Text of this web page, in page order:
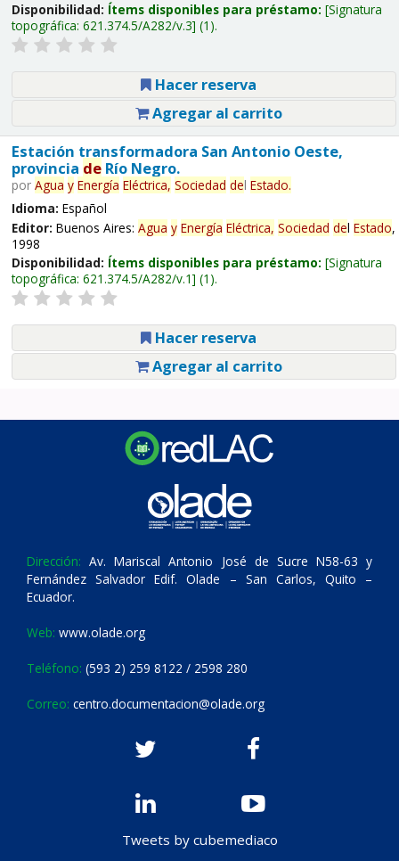
Disponibilidad: Ítems disponibles para préstamo: Signatura
topográfica: 621.374.5/A282/v.3 (1).
Hacer reserva
Agregar al carrito
Estación transformadora San Antonio Oeste,
provincia deRío Negro.
por Agua y Energía Eléctrica, Sociedad del Estado.
Idioma: Español
Editor: Buenos Aires: Agua y Energía Eléctrica, Sociedad del Estado,
1998
Disponibilidad: Ítems disponibles para préstamo: Signatura
topográfica: 621.374.5/A282/v.1 (1).
Hacer reserva
Agregar al carrito
Dirección: Av. Mariscal Antonio José de Sucre N58-63 y
Fernández Salvador Edif. Olade – San Carlos, Quito –
Ecuador.
Web: www.olade.org
Teléfono: (593 2) 259 8122 / 2598 280
Correo: centro.documentacion@olade.org
Tweets by cubemediaco